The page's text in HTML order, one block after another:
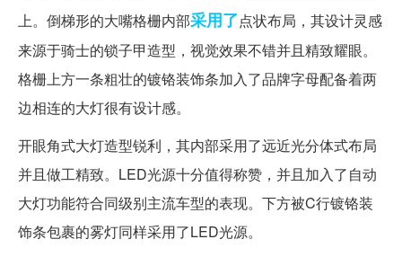
上。倒梯形的大嘴格栅内部采用了点状布局，其设计灵感
来源于骑士的锁子甲造型，视觉效果不错并且精致耀眼。
格栅上方一条粗壮的镀铬装饰条加入了品牌字母配备着两
边相连的大灯很有设计感。
开眼角式大灯造型锐利，其内部采用了远近光分体式布局
并且做工精致。LED光源十分值得称赞，并且加入了自动
大灯功能符合同级别主流车型的表现。下方被C行镀铬装
饰条包裹的雾灯同样采用了LED光源。